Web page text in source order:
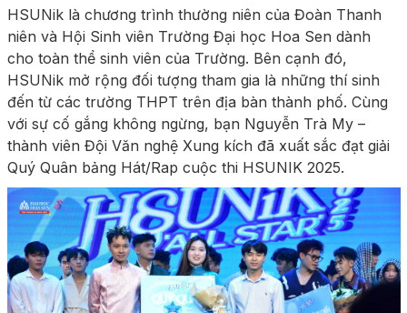
HSUNik là chương trình thường niên của Đoàn Thanh
niên và Hội Sinh viên Trường Đại học Hoa Sen dành
cho toàn thể sinh viên của Trường. Bên cạnh đó,
HSUNik mở rộng đối tượng tham gia là những thí sinh
đến từ các trường THPT trên địa bàn thành phố. Cùng
với sự cố gắng không ngừng, bạn Nguyễn Trà My –
thành viên Đội Văn nghệ Xung kích đã xuất sắc đạt giải
Quý Quân bảng Hát/Rap cuộc thi HSUNIK 2025.